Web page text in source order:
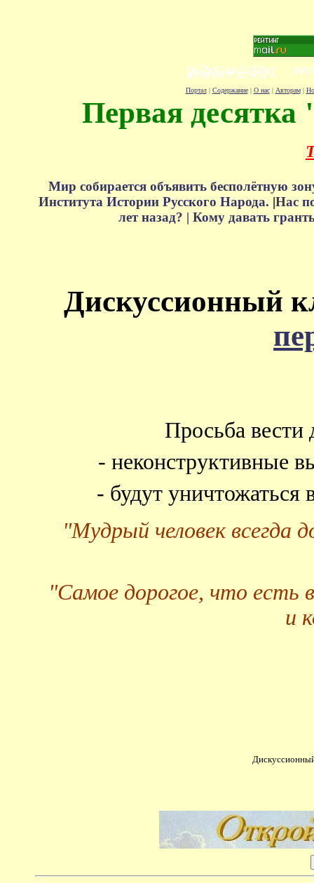
Портал| Содержание| О нас| Авторам|
Первая десятка
Мир собирается объявить бесполётную
Института Истории Русского Народа. |Нас
лет назад? | Кому давать
Дискуссионный
Просьба вести
- неконструктивные
- будут
"Мудрый человек всегда
"Самое дорогое, что есть
и